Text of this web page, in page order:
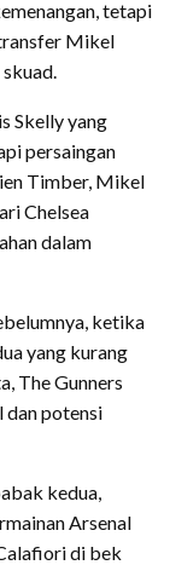
tetapi
Mikel
Skelly yang
persaingan
Timber, Mikel
Chelsea
dalam
ketika
yang kurang
The Gunners
dan potensi
kedua,
Arsenal
di bek